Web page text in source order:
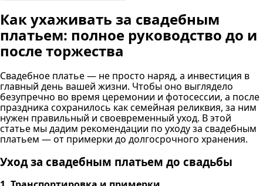
Как ухаживать за свадебным
платьем: полное руководство до и
после торжества
Свадебное платье — не просто наряд, а инвестиция в
главный день вашей жизни. Чтобы оно выглядело
безупречно во время церемонии и фотосессии, а после
праздника сохранилось как семейная реликвия, за ним
нужен правильный и своевременный уход. В этой
статье мы дадим рекомендации по уходу за свадебным
платьем — от примерки до долгосрочного хранения.
Уход за свадебным платьем до свадьбы